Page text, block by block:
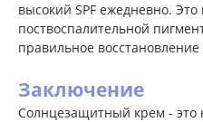
высокий SPF ежедневно.
поствоспалительной
правильное
Заключение
Солнцезащитный крем - это